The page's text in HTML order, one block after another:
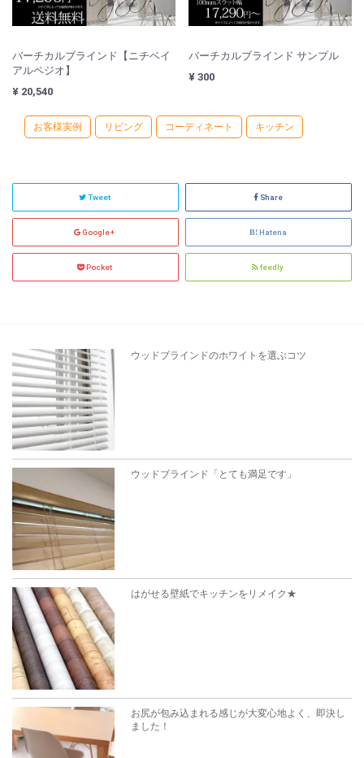
バーチカルブラインド【ニチベイ
アルペジオ】
¥ 20,540
バーチカルブラインド サンプル
¥ 300
お客様実例 リビング コーディネート キッチン
Tweet Share
Google+ Hatena
Pocket feedly
ウッドブラインドのホワイトを選ぶコツ
ウッドブラインド「とても満足です」
はがせる壁紙でキッチンをリメイク★
お尻が包み込まれる感じが大変心地よく、即決し
ました！